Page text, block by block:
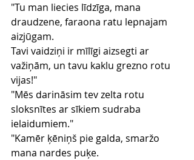
"Tu man liecies līdzīga, mana
draudzene, faraona ratu lepnajam
aizjūgam.
Tavi vaidziņi ir mīlīgi aizsegti ar
važiņām, un tavu kaklu grezno rotu
vijas!"
"Mēs darināsim tev zelta rotu
sloksnītes ar sīkiem sudraba
ielaidumiem."
"Kamēr ķēniņš pie galda, smaržo
mana nardes puķe.